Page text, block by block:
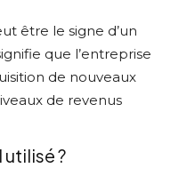
être le signe d’un
que l’entreprise
de nouveaux
de revenus
?